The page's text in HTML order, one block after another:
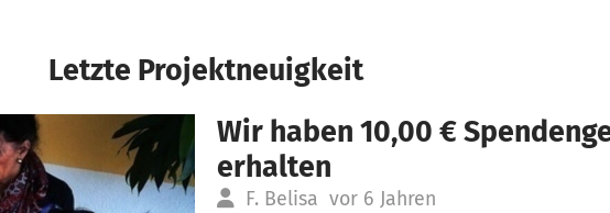
Letzte Projektneuigkeit
Wir haben 10,00 €
erhalten
F. Belisa vor 6 Jahren